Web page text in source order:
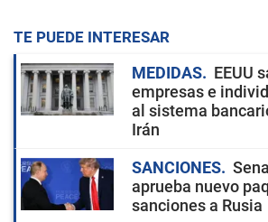
TE PUEDE INTERESAR
MEDIDAS
EEUU
empresas e
al sistema
Irán
SANCIONES
aprueba nuevo
sanciones a Rusia